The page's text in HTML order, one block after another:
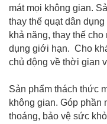
mát mọi không gian.
thay thế quạt dân
khả năng, thay thế
dụng giới hạn. Cho
chủ động về thời gian
Sản phẩm thách thức
không gian. Góp phần
thoáng, bảo vệ sức